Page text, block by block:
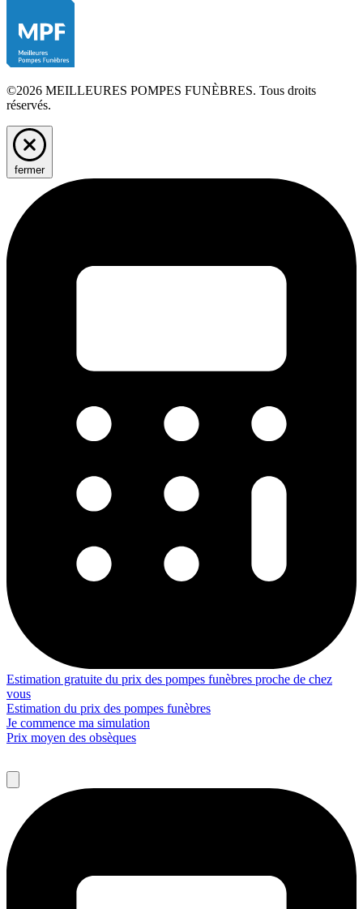
©2026 MEILLEURES POMPES FUNÈBRES. Tous droits
réservés.
fermer
Estimation gratuite du prix des pompes funèbres proche de chez
vous
Estimation du prix des pompes funèbres
Je commence ma simulation
Prix moyen des obsèques